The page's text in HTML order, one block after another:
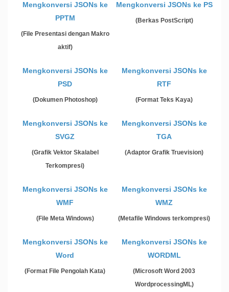
Mengkonversi JSONs ke
PPTM
(File Presentasi dengan Makro
aktif)
Mengkonversi JSONs ke PS
(Berkas PostScript)
Mengkonversi JSONs ke
PSD
(Dokumen Photoshop)
Mengkonversi JSONs ke
RTF
(Format Teks Kaya)
Mengkonversi JSONs ke
SVGZ
(Grafik Vektor Skalabel
Terkompresi)
Mengkonversi JSONs ke
TGA
(Adaptor Grafik Truevision)
Mengkonversi JSONs ke
WMF
(File Meta Windows)
Mengkonversi JSONs ke
WMZ
(Metafile Windows terkompresi)
Mengkonversi JSONs ke
Word
(Format File Pengolah Kata)
Mengkonversi JSONs ke
WORDML
(Microsoft Word 2003
WordprocessingML)